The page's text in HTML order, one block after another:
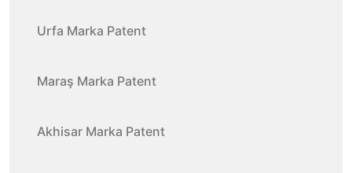
Urfa Marka Patent
Maraş Marka Patent
Akhisar Marka Patent